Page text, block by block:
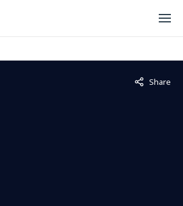
Share
Not